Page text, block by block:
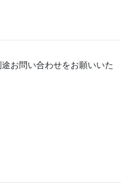
お問い合わせをお願いいた